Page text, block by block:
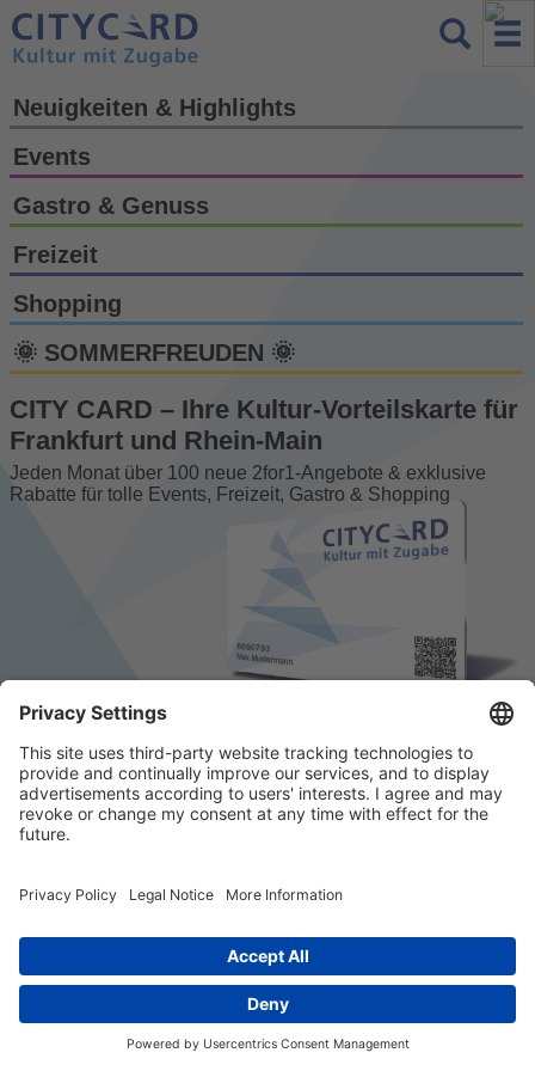
Neuigkeiten & Highlights
Events
Gastro & Genuss
Freizeit
Shopping
🌞 SOMMERFREUDEN 🌞
CITY CARD – Ihre Kultur-Vorteils­karte für
Frankfurt und Rhein-Main
Jeden Monat über 100 neue 2for1-Angebote & exklusive
Rabatte für tolle Events, Freizeit, Gastro & Shopping